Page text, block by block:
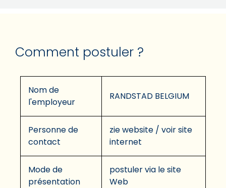
Comment postuler ?
Nom de
l'employeur
RANDSTAD BELGIUM
Personne de
contact
zie website / voir site
internet
Mode de
présentation
postuler via le site
Web